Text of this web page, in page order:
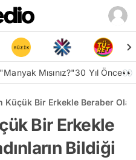
"Manyak Mısınız?"30 Yıl Önce👀
Küçük Bir Erkekle Beraber
Bir Erkekle
Bildiği